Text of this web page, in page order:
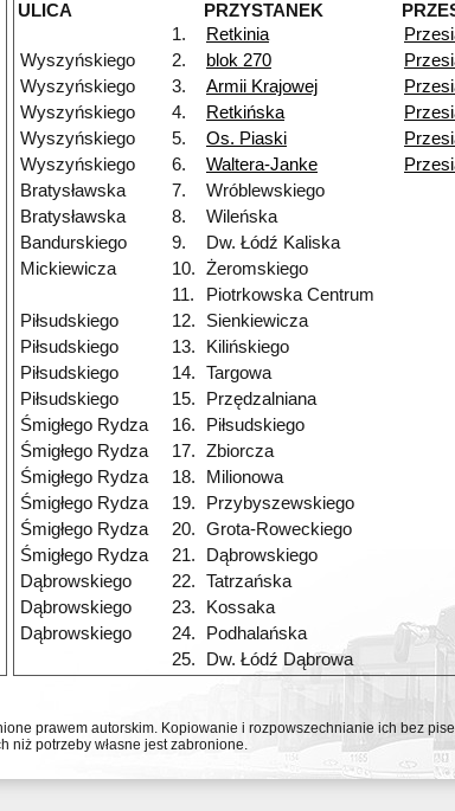
ULICA
PRZYSTANEK
1.
Retkinia
Wyszyńskiego
2. blok 270
Wyszyńskiego
3. Armii Krajowej
Wyszyńskiego
4. Retkińska
Wyszyńskiego
5. Os. Piaski
Wyszyńskiego
6. Waltera-Janke
Bratysławska
7.
Wróblewskiego
Bratysławska
8.
Wileńska
Bandurskiego
9.
Dw. Łódź Kaliska
Mickiewicza
10.
Żeromskiego
11.
Piotrkowska Centrum
Piłsudskiego
12.
Sienkiewicza
Piłsudskiego
13.
Kilińskiego
Piłsudskiego
14.
Targowa
Piłsudskiego
15.
Przędzalniana
Śmigłego Rydza
16.
Piłsudskiego
Śmigłego Rydza
17.
Zbiorcza
Śmigłego Rydza
18.
Milionowa
Śmigłego Rydza
19.
Przybyszewskiego
Śmigłego Rydza
20.
Grota-Roweckiego
Śmigłego Rydza
21.
Dąbrowskiego
Dąbrowskiego
22.
Tatrzańska
Dąbrowskiego
23.
Kossaka
Dąbrowskiego
24.
Podhalańska
25.
Dw. Łódź Dąbrowa
prawem autorskim. Kopiowanie i rozpowszechnianie ich bez
niż potrzeby własne jest zabronione.